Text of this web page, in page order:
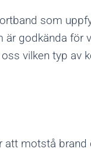
som
godkända
vilken typ av
motstå